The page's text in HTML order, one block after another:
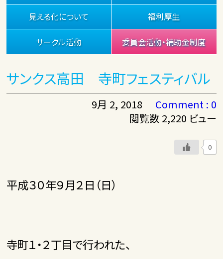
見える化について 福利厚生
サークル活動 委員会活動・補助金制度
サンクス高田 寺町フェスティバル
9月 2, 2018
Comment : 0
閲覧数 2,220 ビュー
0
平成３０年９月２日（日）
寺町１・２丁目で行われた、